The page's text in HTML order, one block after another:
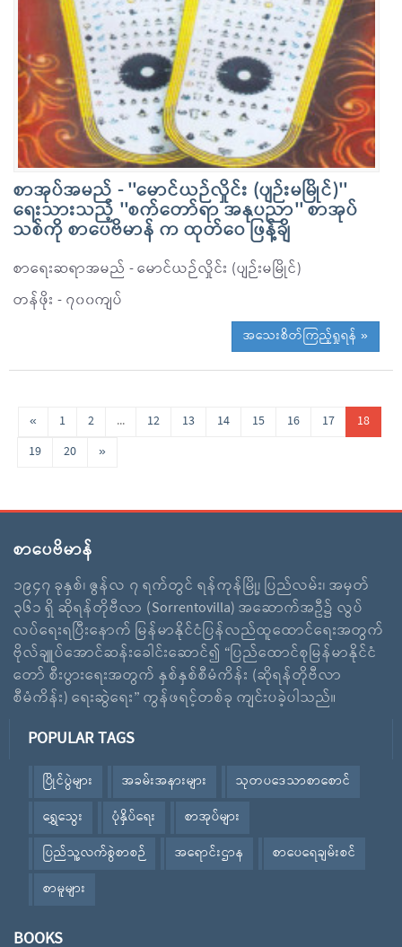
စာအုပ်အမည် - ''မောင်ယဉ်လှိုင်း (ပျဉ်းမမြိုင်)''
ရေးသားသည့် ''စက်တော်ရာ အနုပညာ'' စာအုပ်
သစ်ကို စာပေဗိမာန် က ထုတ်ဝေ ဖြန့်ချိ
စာရေးဆရာအမည် - မောင်ယဉ်လှိုင်း (ပျဉ်းမမြိုင်)
တန်ဖိုး - ၇၀၀ကျပ်
အသေးစိတ်ကြည့်ရှုရန် »
« 1 2 ... 12 13 14 15 16 17
18
19
20 »
စာပေဗိမာန်
၁၉၄၇ ခုနှစ်၊ ဇွန်လ ၇ ရက်တွင် ရန်ကုန်မြို့၊ ပြည်လမ်း၊ အမှတ်
၃၆၁ ရှိ ဆိုရန်တိုဗီလာ (Sorrentovilla) အဆောက်အဦ၌ လွပ်
လပ်ရေးရပြီးနောက် မြန်မာနိုင်ငံပြန်လည်ထူထောင်ရေးအတွက်
ဗိုလ်ချူပ်အောင်ဆန်းခေါင်းဆောင်၍ “ပြည်ထောင်စုမြန်မာနိုင်ငံ
တော် စီးပွားရေးအတွက် နှစ်နှစ်စီမံကိန်း (ဆိုရန်တိုဗီလာ
စီမံကိန်း) ရေးဆွဲရေး” ကွန်ဖရင့်တစ်ခု ကျင်းပခဲ့ပါသည်။
POPULAR TAGS
ပြိုင်ပွဲများ အခမ်းအနားများ
သုတပဒေသာစာစောင်
ရွှေသွေး
ပုံနှိပ်ရေး
စာအုပ်များ
ပြည်သူ့လက်စွဲစာစဉ်
အရောင်းဌာန
စာပေရေချမ်းစင်
စာမူများ
BOOKS